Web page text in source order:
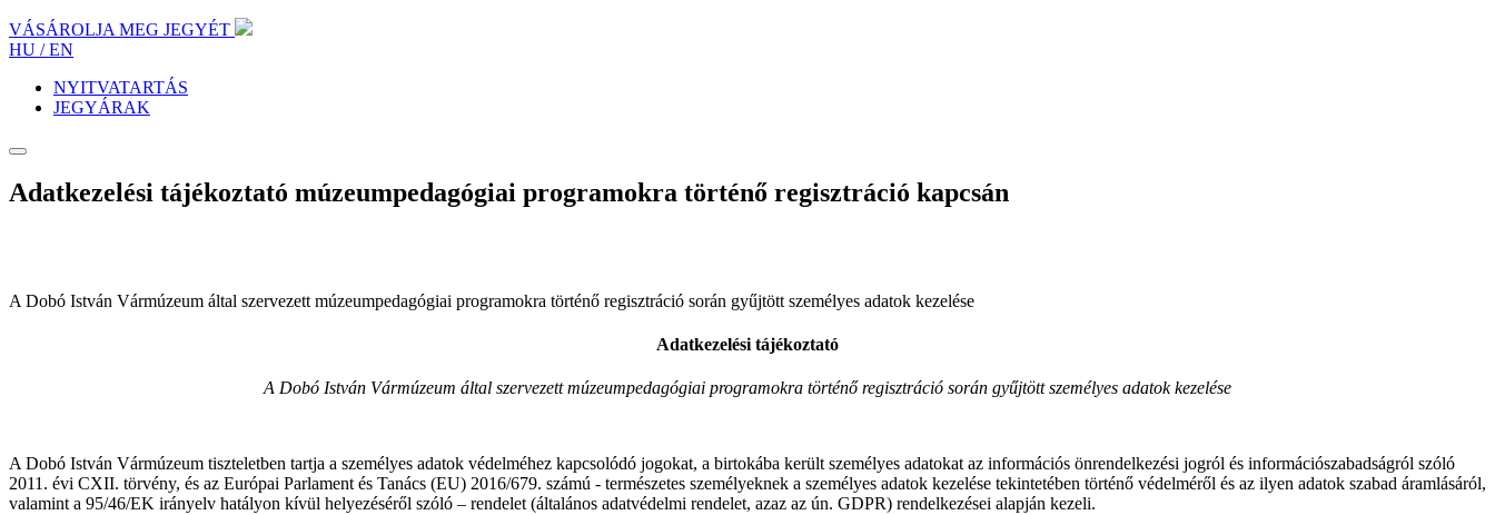
VÁSÁROLJA MEG JEGYÉT
HU /EN
NYITVATARTÁS
JEGYÁRAK
Adatkezelési tájékoztató múzeumpedagógiai programokra történő regisztráció kapcsán
A Dobó István Vármúzeum által szervezett múzeumpedagógiai programokra történő regisztráció során gyűjtött személyes adatok kezelése
Adatkezelési tájékoztató
A Dobó István Vármúzeum által szervezett múzeumpedagógiai programokra történő regisztráció során gyűjtött személyes adatok kezelése
A Dobó István Vármúzeum tiszteletben tartja a személyes adatok védelméhez kapcsolódó jogokat, a birtokába került személyes adatokat az információs önrendelkezési jogról és információszabadságról szóló
2011. évi CXII. törvény, és az Európai Parlament és Tanács (EU) 2016/679. számú - természetes személyeknek a személyes adatok kezelése tekintetében történő védelméről és az ilyen adatok szabad áramlásáról,
valamint a 95/46/EK irányelv hatályon kívül helyezéséről szóló – rendelet (általános adatvédelmi rendelet, azaz az ún. GDPR) rendelkezései alapján kezeli.